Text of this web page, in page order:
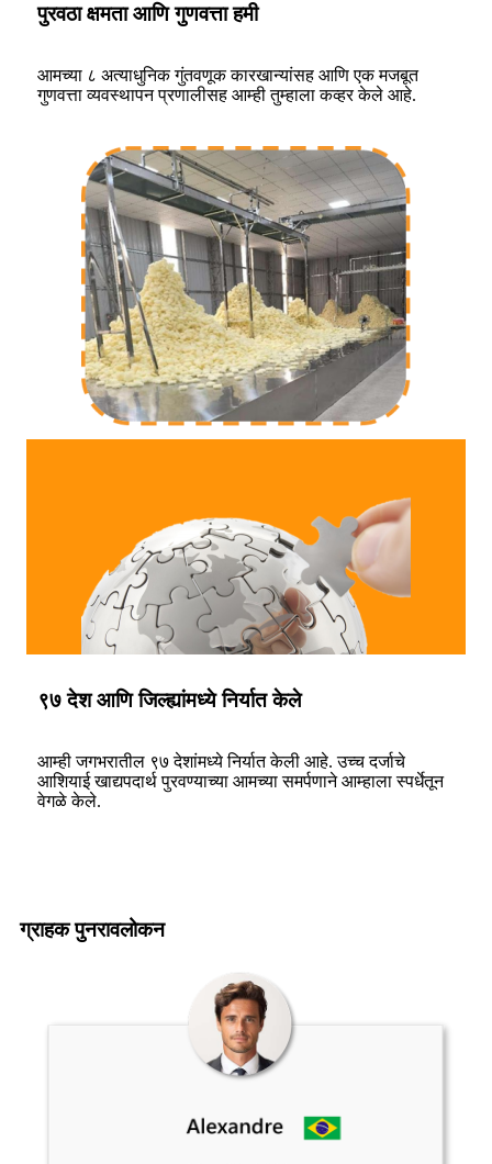
पुरवठा क्षमता आणि गुणवत्ता हमी
आमच्या ८ अत्याधुनिक गुंतवणूक कारखान्यांसह आणि एक मजबूत
गुणवत्ता व्यवस्थापन प्रणालीसह आम्ही तुम्हाला कव्हर केले आहे.
९७ देश आणि जिल्ह्यांमध्ये निर्यात केले
आम्ही जगभरातील ९७ देशांमध्ये निर्यात केली आहे. उच्च दर्जाचे
आशियाई खाद्यपदार्थ पुरवण्याच्या आमच्या समर्पणाने आम्हाला स्पर्धेतून
वेगळे केले.
ग्राहक पुनरावलोकन